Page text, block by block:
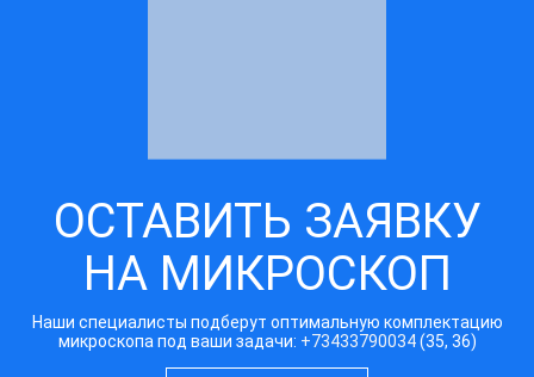
ОСТАВИТЬ ЗАЯВКУ
НА МИКРОСКОП
Наши специалисты подберут оптимальную комплектацию
микроскопа под ваши задачи: +73433790034(35, 36)